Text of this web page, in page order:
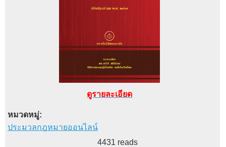
ดูรายละเอียด
หมวดหมู่:
ประมวลกฎหมายออนไลน์
4431 reads